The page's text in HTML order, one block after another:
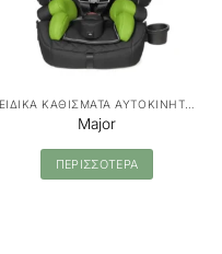
Major
ΠΕΡΙΣΣΟΤΕΡΑ